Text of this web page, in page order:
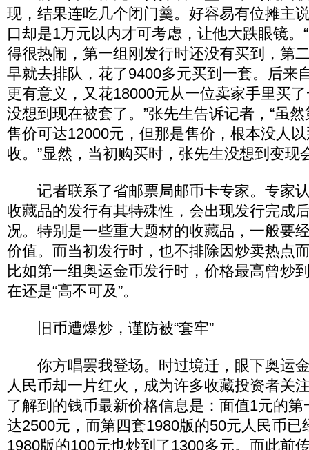
现，结果连吃几个闭门羹。好容易有位摊主
口却是1万元以内才可考虑，让他大跌眼镜。
得很热闹，第一组刚发行时还没有买到，第
早就去排队，花了9400多元买到一套。后来
更有意义，又花18000元从一位卖家手里买
没想到现在被套了。”张先生告诉记者，“虽
售价可达12000元，但那是售价，根本没人
收。”显然，当初购买时，张先生没想到变现
记者联系了省邮票局邮币卡专家。专家
收藏品的发行有其特殊性，会出现发行完成
况。特别是一些重大题材的收藏品，一般要
价值。而当初发行时，也不排除因炒卖热点
比如第一组奥运金币发行时，价格最高曾炒
在还是“高不可及”。
旧币遭爆炒，谨防被“套牢”
你方唱罢我登场。时过境迁，眼下奥运
人民币却一片红火，成为许多收藏投资者关
了解到的钱币最新价格信息是：面值1元的
达2500元，而第四套1980版的50元人民币已
1980版的100元也炒到了1300多元。而此前